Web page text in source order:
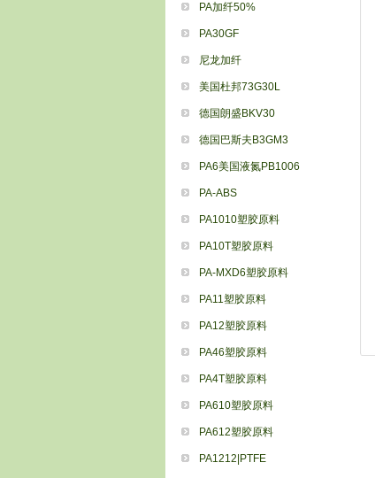
PA加纤50%
PA30GF
尼龙加纤
美国杜邦73G30L
德国朗盛BKV30
德国巴斯夫B3GM3
PA6美国液氮PB1006
PA-ABS
PA1010塑胶原料
PA10T塑胶原料
PA-MXD6塑胶原料
PA11塑胶原料
PA12塑胶原料
PA46塑胶原料
PA4T塑胶原料
PA610塑胶原料
PA612塑胶原料
PA1212|PTFE